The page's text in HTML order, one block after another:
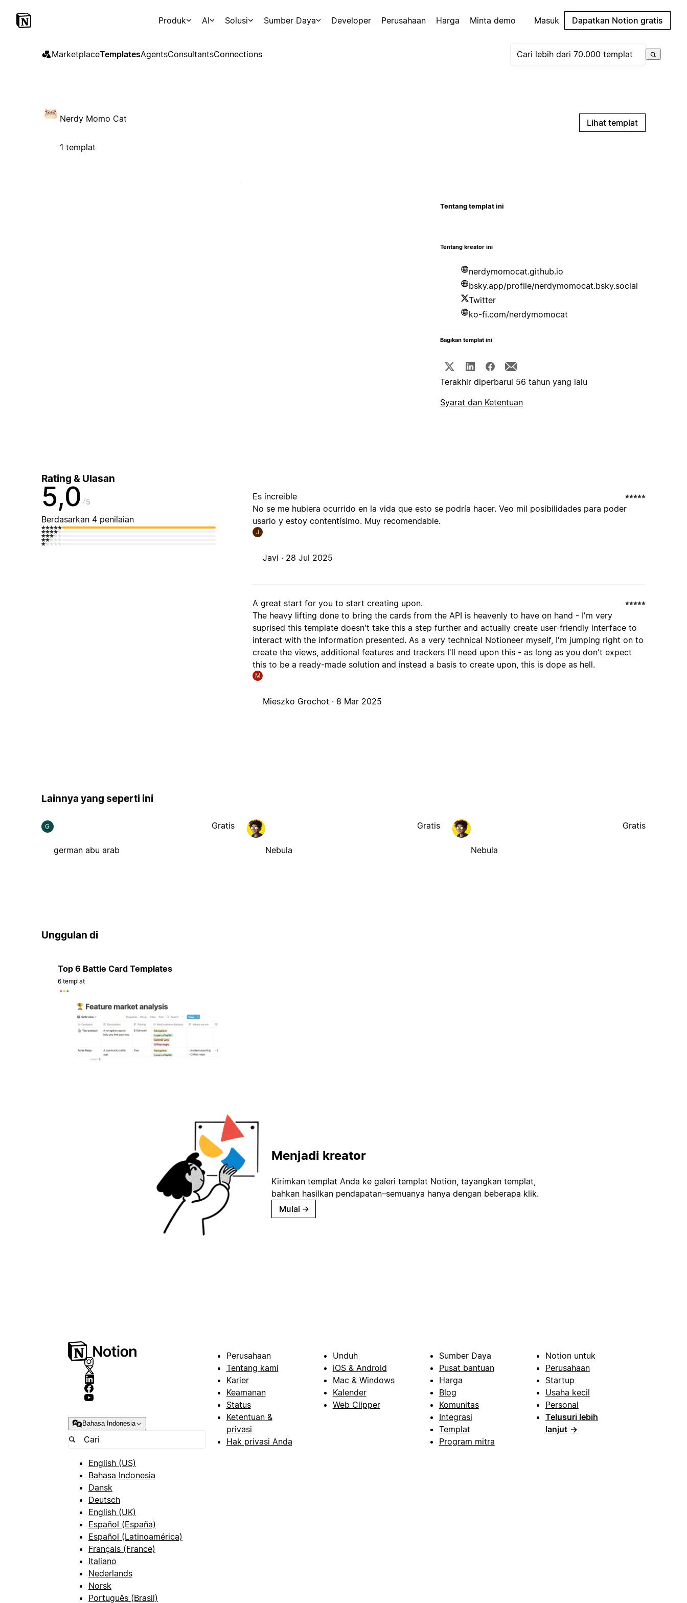
Produk AI Solusi Sumber Daya Developer Perusahaan Harga Minta demo Masuk Dapatkan Notion gratis
MarketplaceTemplatesAgentsConsultantsConnections
Nerdy Momo Cat
1 templat
Lihat templat
Tentang templat ini
Tentang kreator ini
nerdymomocat.github.io
bsky.app/profile/nerdymomocat.bsky.social
Twitter
ko-fi.com/nerdymomocat
Bagikan templat ini
Terakhir diperbarui 56 tahun yang lalu
Syarat dan Ketentuan
Rating & Ulasan
5,0 5
Berdasarkan 4 penilaian
Es íncreible
No se me hubiera ocurrido en la vida que esto se podría hacer. Veo mil posibilidades para poder
usarlo y estoy contentísimo. Muy recomendable.
J
Javi · 28 Jul 2025
A great start for you to start creating upon.
The heavy lifting done to bring the cards from the API is heavenly to have on hand - I'm very
suprised this template doesn't take this a step further and actually create user-friendly interface to
interact with the information presented. As a very technical Notioneer myself, I'm jumping right on to
create the views, additional features and trackers I'll need upon this - as long as you don't expect
this to be a ready-made solution and instead a basis to create upon, this is dope as hell.
M
Mieszko Grochot · 8 Mar 2025
Lainnya yang seperti ini
G
german abu arab
Gratis
Nebula
Gratis
Nebula
Gratis
Unggulan di
Top 6 Battle Card Templates
6 templat
Menjadi kreator
Kirimkan templat Anda ke galeri templat Notion, tayangkan templat,
bahkan hasilkan pendapatan–semuanya hanya dengan beberapa klik.
Mulai →
Bahasa Indonesia
English (US)
Bahasa Indonesia
Dansk
Deutsch
English (UK)
Español (España)
Español (Latinoamérica)
Français (France)
Italiano
Nederlands
Norsk
Português (Brasil)
Perusahaan
Tentang kami
Karier
Keamanan
Status
Ketentuan &
privasi
Hak privasi Anda
Unduh
iOS & Android
Mac & Windows
Kalender
Web Clipper
Sumber Daya
Pusat bantuan
Harga
Blog
Komunitas
Integrasi
Templat
Program mitra
Notion untuk
Perusahaan
Startup
Usaha kecil
Personal
Telusuri lebih
lanjut →